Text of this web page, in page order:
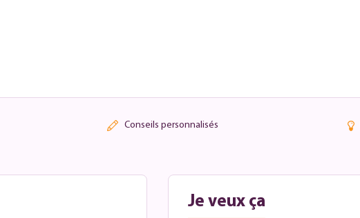
Conseils personnalisés
Je veux ça